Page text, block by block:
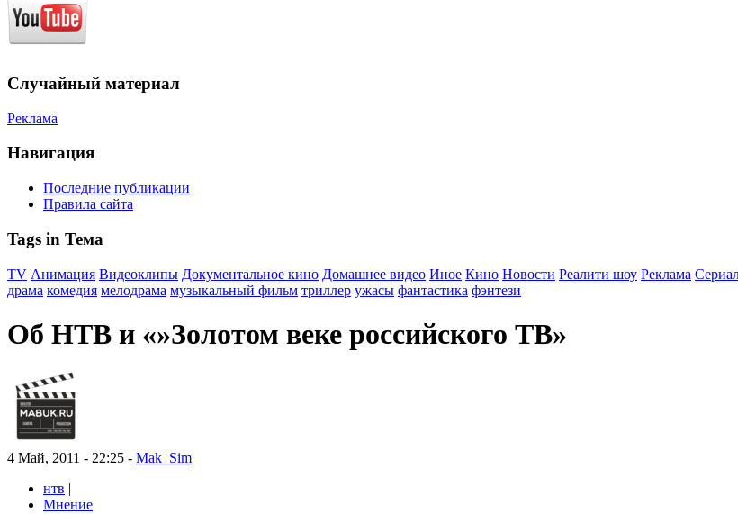
Случайный материал
Реклама
Навигация
Последние публикации
Правила сайта
Tags in Тема
TV Анимация Видеоклипы Документальное кино Домашнее видео Иное Кино Новости Реалити шоу Реклама
драма комедия мелодрама музыкальный фильм триллер ужасы фантастика фэнтези
Об НТВ и «»Золотом веке российского ТВ»
4 Май, 2011 - 22:25 - Mak_Sim
нтв |
Мнение